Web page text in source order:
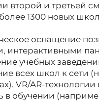
второй и третьей
1300 новых
оснащение
интерактивными
учебных
всех школ к сети
VR/AR-
в обучении